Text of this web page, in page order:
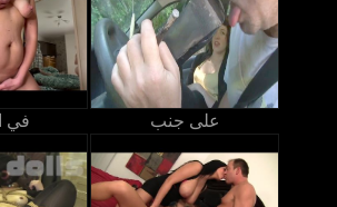
في على جنب